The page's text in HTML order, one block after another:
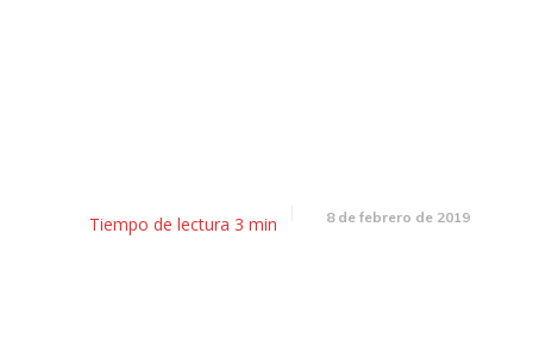
Tiempo de lectura 3 min 8 de febrero de 2019